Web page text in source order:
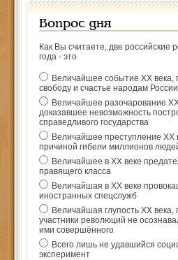
Вопрос дня
Как Вы считаете, две российские
года - это
Величайшее событие ХХ века,
свободу и счастье народам России
Величайшее разочарование
доказавшее невозможность
справедливого государства
Величайшее преступление ХХ
причиной гибели миллионов
Величайшее в ХХ веке
правящего класса
Величайшая в ХХ веке
иностранных спецслужб
Величайшая глупость ХХ века,
участники революций не
ими совершённого
Всего лишь не удавшийся
эксперимент